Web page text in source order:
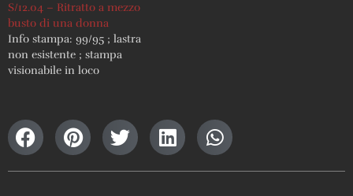
S/12.04 – Ritratto a mezzo
busto di una donna
Info stampa: 99/95 ; lastra
non esistente ; stampa
visionabile in loco